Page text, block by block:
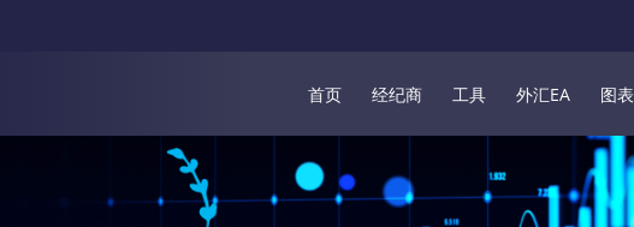
首页 经纪商 工具 外汇EA 图表